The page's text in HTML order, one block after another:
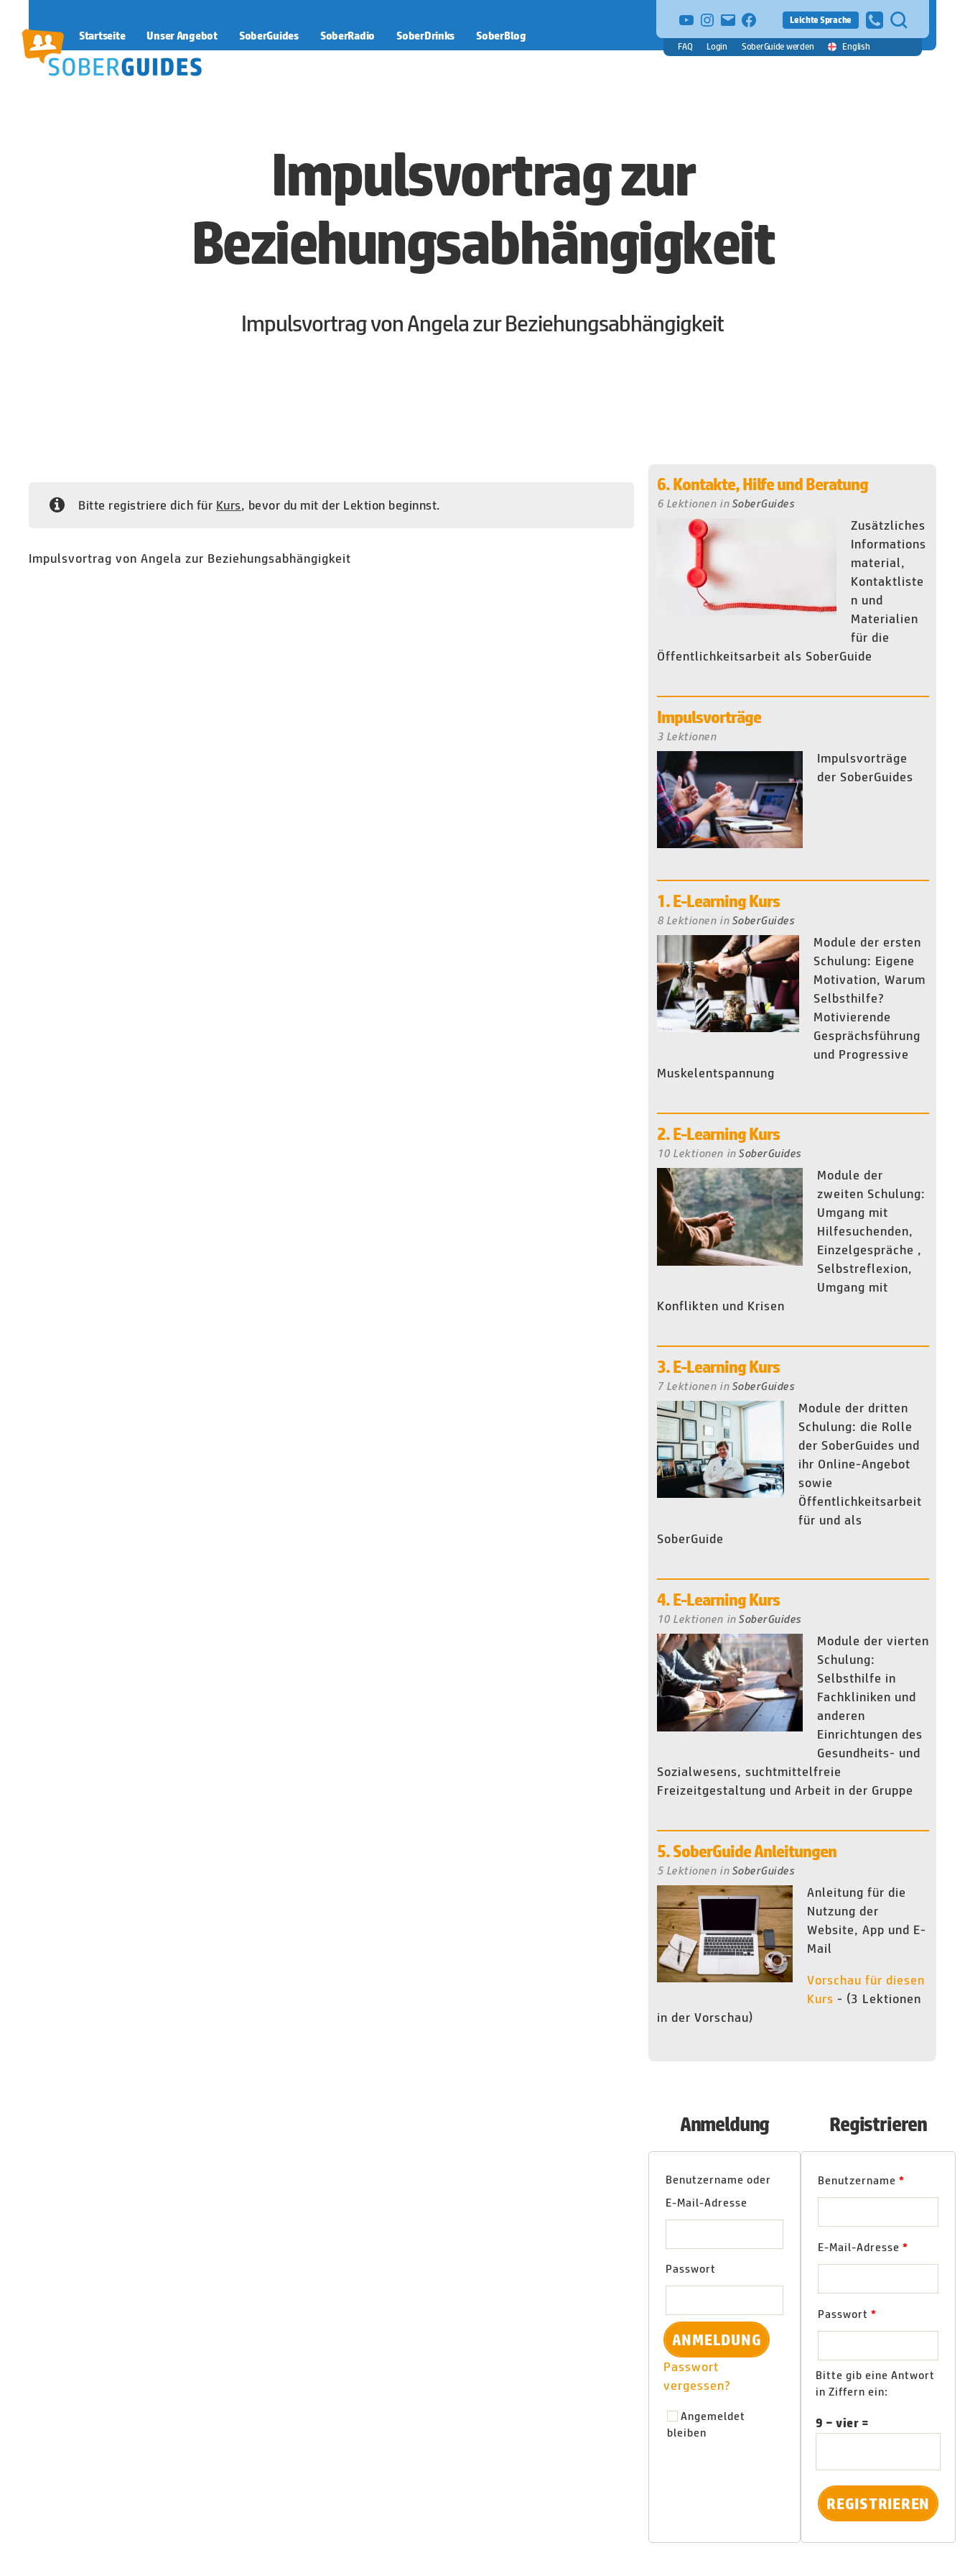
Startseite Unser Angebot SoberGuides SoberRadio SoberDrinks SoberBlog
YouTubeInstagram
E-
Mail
facebook Leichte Sprache
FAQ Login SoberGuide werden English
Impulsvortrag zur
Beziehungsabhängigkeit
Impulsvortrag von Angela zur Beziehungsabhängigkeit
Bitte registriere dich für Kurs, bevor du mit der Lektion beginnst.
Impulsvortrag von Angela zur Beziehungsabhängigkeit
6. Kontakte, Hilfe und Beratung
6 Lektionen in SoberGuides
Zusätzliches
Informations
material,
Kontaktliste
n und
Materialien
für die
Öffentlichkeitsarbeit als SoberGuide
Impulsvorträge
3 Lektionen
Impulsvorträge
der SoberGuides
1. E-Learning Kurs
8 Lektionen in SoberGuides
Module der ersten
Schulung: Eigene
Motivation, Warum
Selbsthilfe?
Motivierende
Gesprächsführung
und Progressive
Muskelentspannung
2. E-Learning Kurs
10 Lektionen in SoberGuides
Module der
zweiten Schulung:
Umgang mit
Hilfesuchenden,
Einzelgespräche ,
Selbstreflexion,
Umgang mit
Konflikten und Krisen
3. E-Learning Kurs
7 Lektionen in SoberGuides
Module der dritten
Schulung: die Rolle
der SoberGuides und
ihr Online-Angebot
sowie
Öffentlichkeitsarbeit
für und als
SoberGuide
4. E-Learning Kurs
10 Lektionen in SoberGuides
Module der vierten
Schulung:
Selbsthilfe in
Fachkliniken und
anderen
Einrichtungen des
Gesundheits- und
Sozialwesens, suchtmittelfreie
Freizeitgestaltung und Arbeit in der Gruppe
5. SoberGuide Anleitungen
5 Lektionen in SoberGuides
Anleitung für die
Nutzung der
Website, App und E-
Mail
Vorschau für diesen
Kurs - (3 Lektionen
in der Vorschau)
Anmeldung
Benutzername oder
E-Mail-Adresse
Passwort
Passwort
vergessen?
Angemeldet
bleiben
Registrieren
Benutzername*
E-Mail-Adresse*
Passwort*
Bitte gib eine Antwort
in Ziffern ein:
9 − vier =